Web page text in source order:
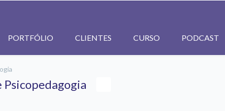
PORTFÓLIO CLIENTES CURSO PODCAST
Psicopedagogia